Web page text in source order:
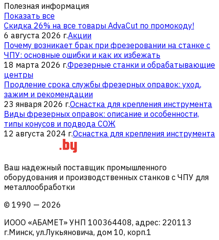
Полезная информация
Показать все
Скидка 26% на все товары AdvaCut по промокоду!
6 августа 2026 г.Акции
Почему возникает брак при фрезеровании на станке с
ЧПУ: основные ошибки и как их избежать
18 марта 2026 г.Фрезерные станки и обрабатывающие
центры
Продление срока службы фрезерных оправок: уход,
зажим и рекомендации
23 января 2026 г.Оснастка для крепления инструмента
Виды фрезерных оправок: описание и особенности,
типы конусов и подвода СОЖ
12 августа 2024 г.Оснастка для крепления инструмента
Ваш надежный поставщик промышленного
оборудования и производственных станков с ЧПУ для
металлообработки
© 1990 — 2026
ИООО «АБАМЕТ» УНП 100364408, адрес: 220113
г.Минск, ул.Лукьяновича, дом 10, корп.1